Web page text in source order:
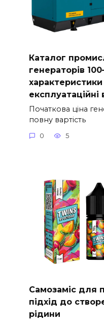
Каталог
генераторів
експлуатаційні
Початкова ціна
повну вартість
0 5
Самозаміс для
підхід до
рідини